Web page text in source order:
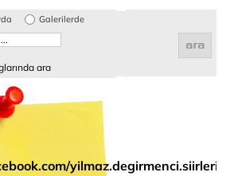
Galerilerde
ara
yilmaz.degirmenci.siirleri